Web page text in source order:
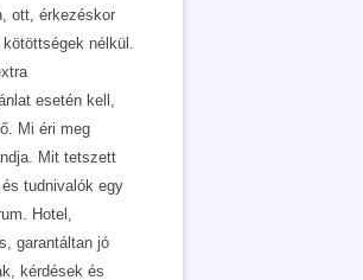
ott, érkezéskor
nélkül.
esetén kell,
Mi éri meg
Mit tetszett
tudnivalók egy
Hotel,
garantáltan jó
kérdések és